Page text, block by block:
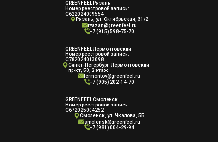
GREENFEEL Рязань
Номер реестровой записи:
С622024009554
Рязань, ул. Октябрьская, 31/2
ryazan@greenfeel.ru
+7 (915) 598-75-70
GREENFEEL Лермонтовский
Номер реестровой записи:
С782024013098
Санкт-Петербург, Лермонтовский
пр-кт, 50, 2 этаж
lermontov@greenfeel.ru
+7 (905) 202-14-70
GREENFEEL Смоленск
Номер реестровой записи:
С672025004252
Смоленск, ул. Чкалова, 5Б
smolensk@greenfeel.ru
+7 (981) 004-29-94